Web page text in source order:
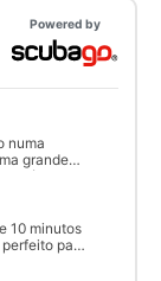
Powered by
numa
grande
baixa.
até ao
e 5m
10 minutos
para